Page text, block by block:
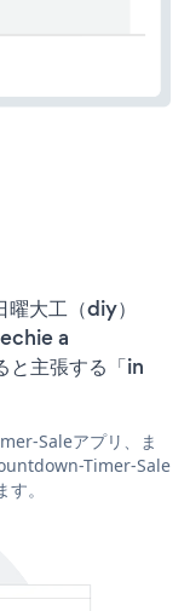
大工（diy）
a
主張する「in
Saleアプリ、ま
Timer-Sale
。